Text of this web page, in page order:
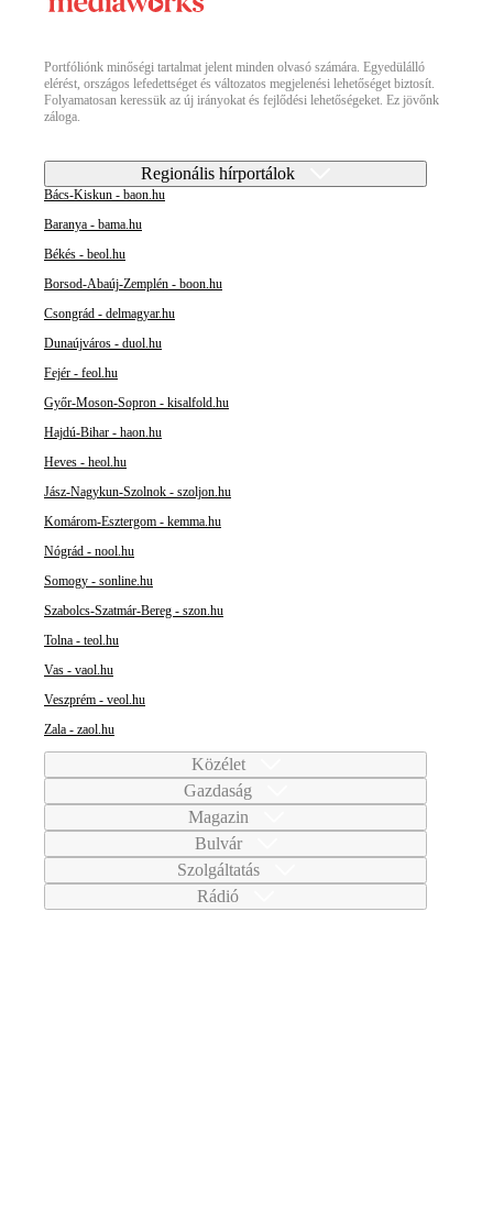
Portfóliónk minőségi tartalmat jelent minden olvasó számára. Egyedülálló
elérést, országos lefedettséget és változatos megjelenési lehetőséget biztosít.
Folyamatosan keressük az új irányokat és fejlődési lehetőségeket. Ez jövőnk
záloga.
Regionális hírportálok
Bács-Kiskun - baon.hu
Baranya - bama.hu
Békés - beol.hu
Borsod-Abaúj-Zemplén - boon.hu
Csongrád - delmagyar.hu
Dunaújváros - duol.hu
Fejér - feol.hu
Győr-Moson-Sopron - kisalfold.hu
Hajdú-Bihar - haon.hu
Heves - heol.hu
Jász-Nagykun-Szolnok - szoljon.hu
Komárom-Esztergom - kemma.hu
Nógrád - nool.hu
Somogy - sonline.hu
Szabolcs-Szatmár-Bereg - szon.hu
Tolna - teol.hu
Vas - vaol.hu
Veszprém - veol.hu
Zala - zaol.hu
Közélet
Gazdaság
Magazin
Bulvár
Szolgáltatás
Rádió